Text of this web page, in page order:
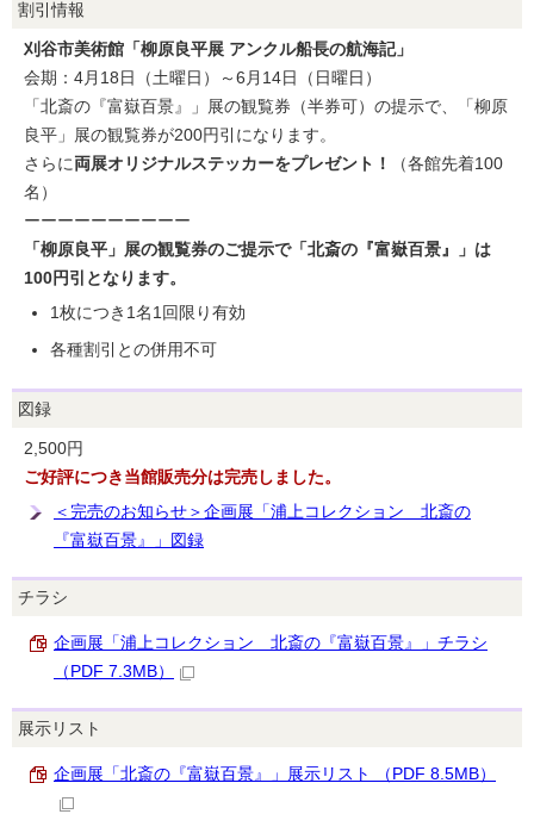
割引情報
刈谷市美術館「柳原良平展 アンクル船長の航海記」
会期：4月18日（土曜日）～6月14日（日曜日）
「北斎の『富嶽百景』」展の観覧券（半券可）の提示で、「柳原
良平」展の観覧券が200円引になります。
さらに両展オリジナルステッカーをプレゼント！
（各館先着100
名）
ーーーーーーーーーー
「柳原良平」展の観覧券のご提示で「北斎の『富嶽百景』」は
100円引となります。
1枚につき1名1回限り有効
各種割引との併用不可
図録
2,500円
ご好評につき当館販売分は完売しました。
＜完売のお知らせ＞企画展「浦上コレクション 北斎の
『富嶽百景』」図録
チラシ
企画展「浦上コレクション 北斎の『富嶽百景』」チラシ
（PDF 7.3MB）
展示リスト
企画展「北斎の『富嶽百景』」展示リスト （PDF 8.5MB）